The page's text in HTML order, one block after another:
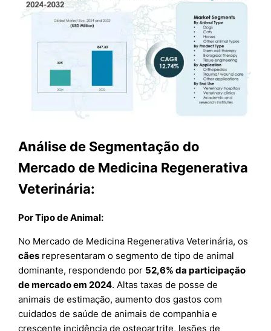
Análise de Segmentação do
Mercado de Medicina Regenerativa
Veterinária:
Por Tipo de Animal:
No Mercado de Medicina Regenerativa Veterinária, os
cães representaram o segmento de tipo de animal
dominante, respondendo por 52,6% da participação
de mercado em 2024. Altas taxas de posse de
animais de estimação, aumento dos gastos com
cuidados de saúde de animais de companhia e
crescente incidência de osteoartrite, lesões de